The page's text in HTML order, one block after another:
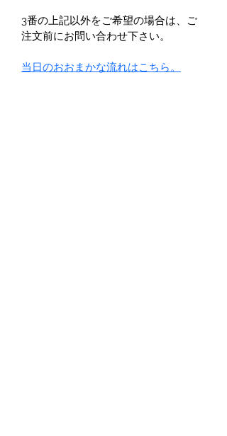
3番の上記以外をご希望の場合は、ご
注文前にお問い合わせ下さい。
当日のおおまかな流れはこちら。